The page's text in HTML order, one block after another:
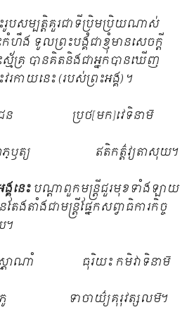
រូបសម្បត្តិគួរជាទីប្រិមប្រិយណាស់
ហឹង ទូលព្រះបង្គំជាខ្ញុំមានសេចក្ដី
គ្រ បានគិតនិងជាអ្នកបានឃើញ
រកាយនេះ (របស់ព្រះអង្គ) ។
ជេន ប្រថ[មក]វេទិនាម៑
ភ្ឫត្យ ឥតិកត៌្តវ្យតាសុយ។
គនេះបណ្ដាពួកមន្ត្រីជួរមុខទាំងឡាយ
ែងតាំងជាមន្ត្រីផ្នែកសព្វាធិការកិច្ច
។
រាណាំ ធុរិយះ កមិវាទិនាម៑
ាភូ ទាចាយ៌្យគុរុវត្សលម៑។